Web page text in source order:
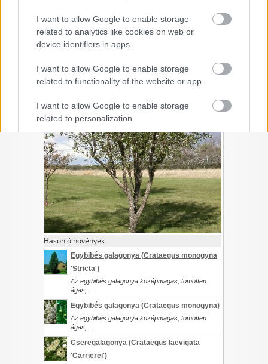
I want to allow Google to enable storage
related to analytics like cookies on web or
device identifiers in apps.
I want to allow Google to enable storage
related to functionality of the website or app.
I want to allow Google to enable storage
related to personalization.
I want to allow Google to enable storage
related to security, including authentication
functionality and fraud prevention, and other
user protection.
CONFIRM
Data Deletion
Hasonló növények
Egybibés galagonya (Crataegus monogyna
'Stricta')
Az egybibés galagonya középmagas, tömötten
ágas,...
Egybibés galagonya (Crataegus monogyna)
Az egybibés galagonya középmagas, tömötten
ágas,...
Cseregalagonya (Crataegus laevigata
'Carrierei')